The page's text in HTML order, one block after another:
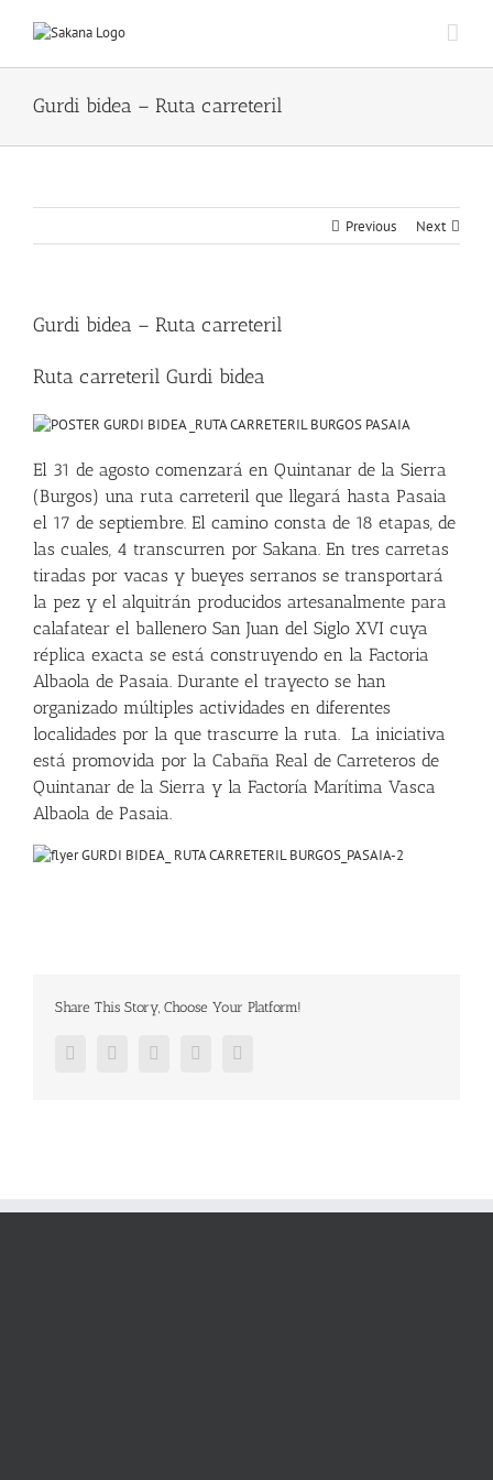
Gurdi bidea – Ruta carreteril
Previous Next
Gurdi bidea – Ruta carreteril
Ruta carreteril Gurdi bidea
El 31 de agosto comenzará en Quintanar de la Sierra
(Burgos) una ruta carreteril que llegará hasta Pasaia
el 17 de septiembre. El camino consta de 18 etapas , de
las cuales, 4 transcurren por Sakana. En tres carretas
tiradas por vacas y bueyes serranos se transportará
la pez y el alquitrán producidos artesanalmente para
calafatear el ballenero San Juan del Siglo XVI cuya
réplica exacta se está construyendo en la Factoria
Albaola de Pasaia. Durante el trayecto se han
organizado múltiples actividades en diferentes
localidades por la que trascurre la ruta. La iniciativa
está promovida por la Cabaña Real de Carreteros de
Quintanar de la Sierra y la Factoría Marítima Vasca
Albaola de Pasaia.
Share This Story, Choose Your Platform!
FacebookTwitter Google+Pinterest